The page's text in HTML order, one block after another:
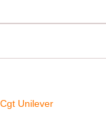
Unilever